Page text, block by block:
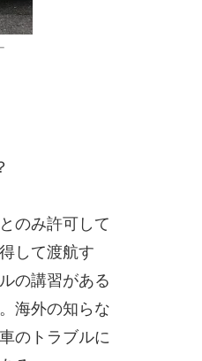
のみ許可して
して渡航す
の講習がある
海外の知らな
のトラブルに